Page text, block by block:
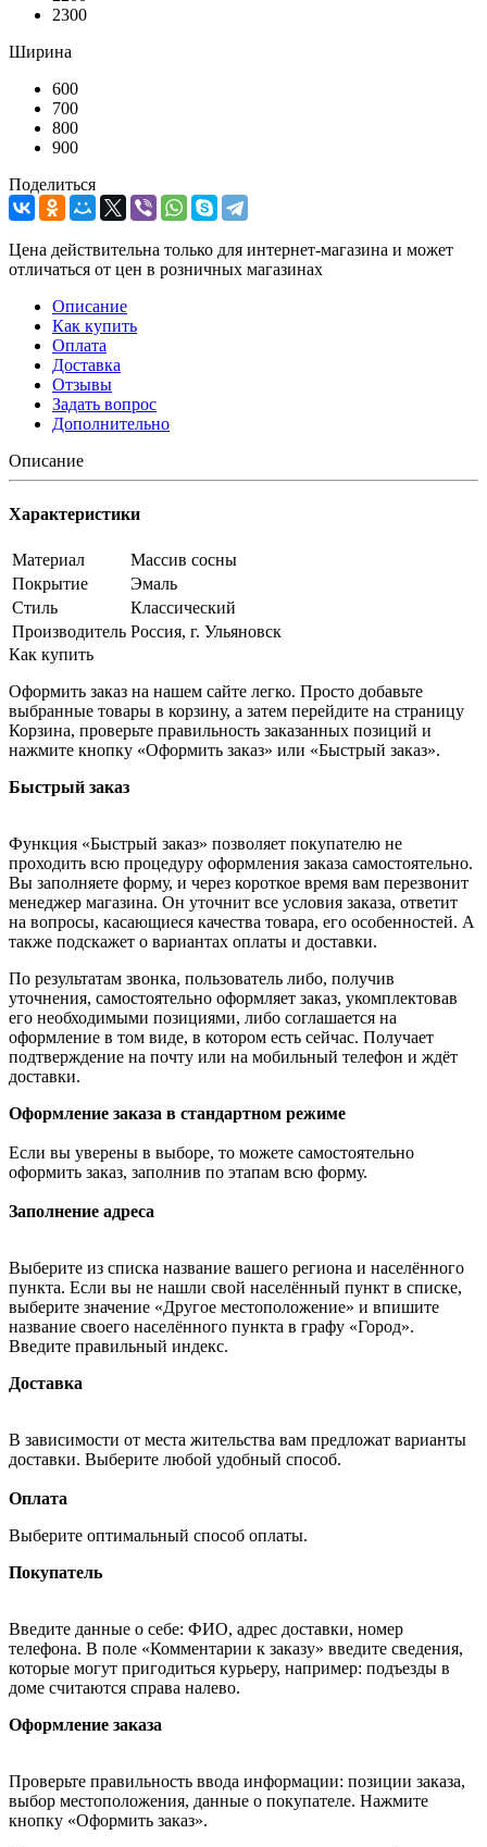
2300
Ширина
600
700
800
900
Поделиться
Цена действительна только для интернет-магазина и может
отличаться от цен в розничных магазинах
Описание
Как купить
Оплата
Доставка
Отзывы
Задать вопрос
Дополнительно
Описание
Характеристики
Материал
Массив сосны
Покрытие
Эмаль
Стиль
Классический
Производитель Россия, г. Ульяновск
Как купить
Оформить заказ на нашем сайте легко. Просто добавьте
выбранные товары в корзину, а затем перейдите на страницу
Корзина, проверьте правильность заказанных позиций и
нажмите кнопку «Оформить заказ» или «Быстрый заказ».
Быстрый заказ
Функция «Быстрый заказ» позволяет покупателю не
проходить всю процедуру оформления заказа самостоятельно.
Вы заполняете форму, и через короткое время вам перезвонит
менеджер магазина. Он уточнит все условия заказа, ответит
на вопросы, касающиеся качества товара, его особенностей. А
также подскажет о вариантах оплаты и доставки.
По результатам звонка, пользователь либо, получив
уточнения, самостоятельно оформляет заказ, укомплектовав
его необходимыми позициями, либо соглашается на
оформление в том виде, в котором есть сейчас. Получает
подтверждение на почту или на мобильный телефон и ждёт
доставки.
Оформление заказа в стандартном режиме
Если вы уверены в выборе, то можете самостоятельно
оформить заказ, заполнив по этапам всю форму.
Заполнение адреса
Выберите из списка название вашего региона и населённого
пункта. Если вы не нашли свой населённый пункт в списке,
выберите значение «Другое местоположение» и впишите
название своего населённого пункта в графу «Город».
Введите правильный индекс.
Доставка
В зависимости от места жительства вам предложат варианты
доставки. Выберите любой удобный способ.
Оплата
Выберите оптимальный способ оплаты.
Покупатель
Введите данные о себе: ФИО, адрес доставки, номер
телефона. В поле «Комментарии к заказу» введите сведения,
которые могут пригодиться курьеру, например: подъезды в
доме считаются справа налево.
Оформление заказа
Проверьте правильность ввода информации: позиции заказа,
выбор местоположения, данные о покупателе. Нажмите
кнопку «Оформить заказ».